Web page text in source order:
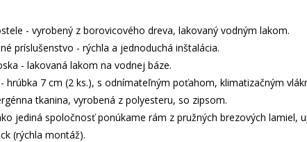
- vyrobený z borovicového dreva, lakovaný vodným lakom.
príslušenstvo - rýchla a jednoduchá inštalácia.
- lakovaná lakom na vodnej báze.
hrúbka 7 cm (2 ks.), s odnímateľným poťahom, klimatizačným
tkanina, vyrobená z polyesteru, so zipsom.
jediná spoločnosť ponúkame rám z pružných brezových lamiel,
(rýchla montáž).